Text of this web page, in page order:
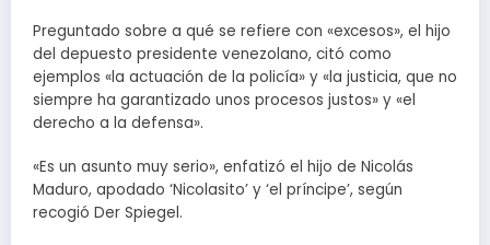
Preguntado sobre a qué se refiere con «excesos», el hijo
del depuesto presidente venezolano, citó como
ejemplos «la actuación de la policía» y «la justicia, que no
siempre ha garantizado unos procesos justos» y «el
derecho a la defensa».
«Es un asunto muy serio», enfatizó el hijo de Nicolás
Maduro, apodado ‘Nicolasito’ y ‘el príncipe’, según
recogió Der Spiegel.